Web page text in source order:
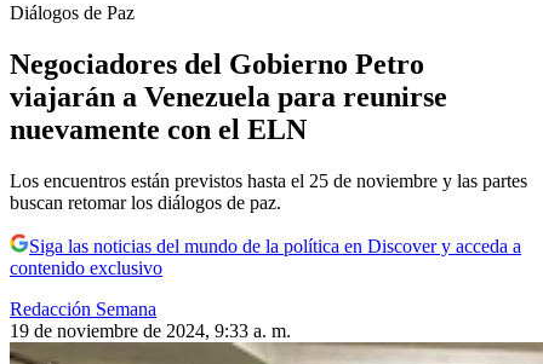
Diálogos de Paz
Negociadores del Gobierno Petro
viajarán a Venezuela para reunirse
nuevamente con el ELN
Los encuentros están previstos hasta el 25 de noviembre y las partes
buscan retomar los diálogos de paz.
Siga las noticias del mundo de la política en Discover y acceda a
contenido exclusivo
Redacción Semana
19 de noviembre de 2024, 9:33 a. m.